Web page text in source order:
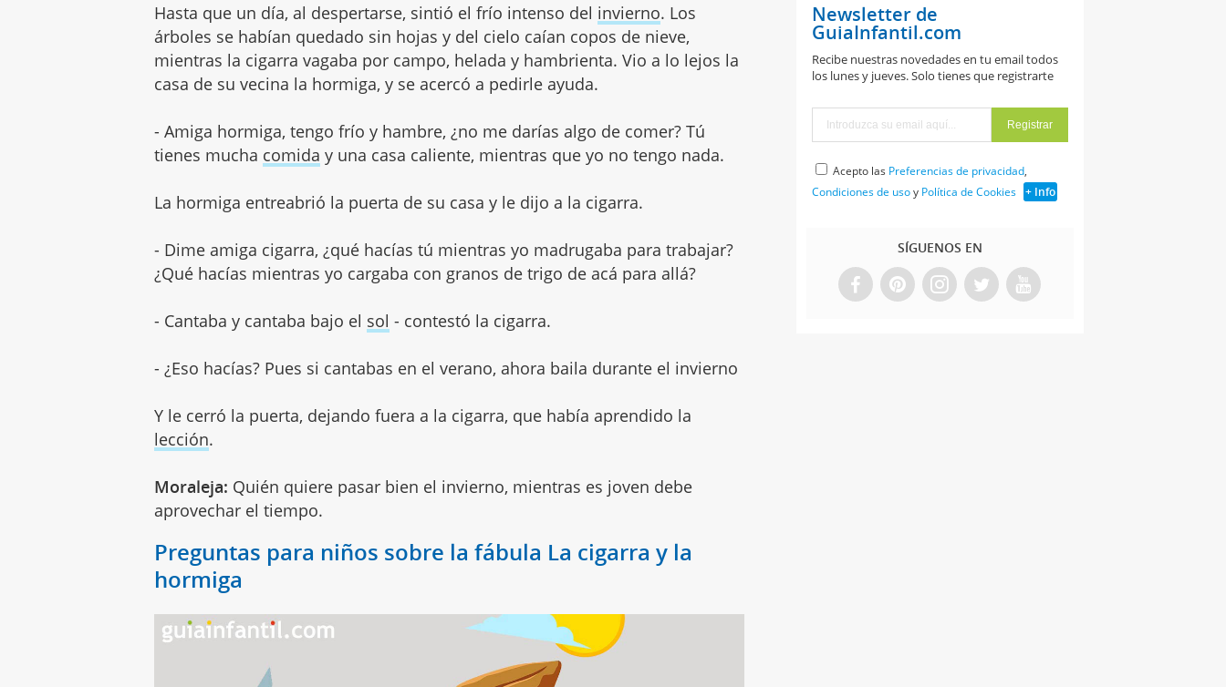
Hasta que un día, al despertarse, sintió el frío intenso del invierno. Los
árboles se habían quedado sin hojas y del cielo caían copos de nieve,
mientras la cigarra vagaba por campo, helada y hambrienta. Vio a lo lejos la
casa de su vecina la hormiga, y se acercó a pedirle ayuda.
- Amiga hormiga, tengo frío y hambre, ¿no me darías algo de comer? Tú
tienes mucha comida y una casa caliente, mientras que yo no tengo nada.
La hormiga entreabrió la puerta de su casa y le dijo a la cigarra.
- Dime amiga cigarra, ¿qué hacías tú mientras yo madrugaba para trabajar?
¿Qué hacías mientras yo cargaba con granos de trigo de acá para allá?
- Cantaba y cantaba bajo el sol - contestó la cigarra.
- ¿Eso hacías? Pues si cantabas en el verano, ahora baila durante el invierno
Y le cerró la puerta, dejando fuera a la cigarra, que había aprendido la
lección.
Moraleja: Quién quiere pasar bien el invierno, mientras es joven debe
aprovechar el tiempo.
Preguntas para niños sobre la fábula La cigarra y la
hormiga
Newsletter de
GuiaInfantil.com
Recibe nuestras novedades en tu email todos
los lunes y jueves. Solo tienes que registrarte
Acepto las Preferencias de privacidad,
Condiciones de usoy Política de Cookies + Info
SÍGUENOS EN